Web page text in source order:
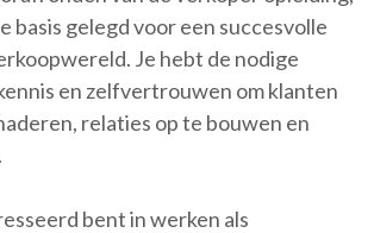
basis gelegd voor een succesvolle
Je hebt de nodige
en zelfvertrouwen om klanten
relaties op te bouwen en
bent in werken als